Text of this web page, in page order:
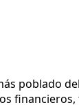
poblado